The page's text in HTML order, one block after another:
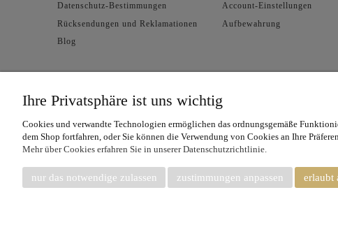
Datenschutz-Bestimmungen
Rücksendungen und Reklamationen
Blog
Account-Einstellungen
Aufbewahrung
Ihre Privatsphäre ist uns wichtig
Cookies und verwandte Technologien ermöglichen das ordnungsgemäße
dem Shop fortfahren, oder Sie können die Verwendung von Cookies an Ihre
Mehr über Cookies erfahren Sie in unserer Datenschutzrichtlinie.
nur das notwendige zulassen zustimmungen anpassen erlaubt